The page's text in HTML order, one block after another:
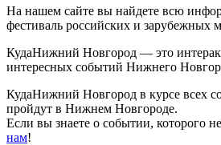
На нашем сайте вы найдете всю
фестиваль российских и зарубежных
КудаНижний Новгород — это
интересных событий Нижнего
КудаНижний Новгород в курсе всех
пройдут в Нижнем Новгороде.
Если вы знаете о событии, которого
нам!